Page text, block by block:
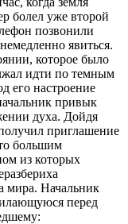
болел уже второй
позвонили
явиться.
которое было
идти по темным
его настроение
привык
духа. Дойдя
приглашение
большим
из которых
мира. Начальник
перед